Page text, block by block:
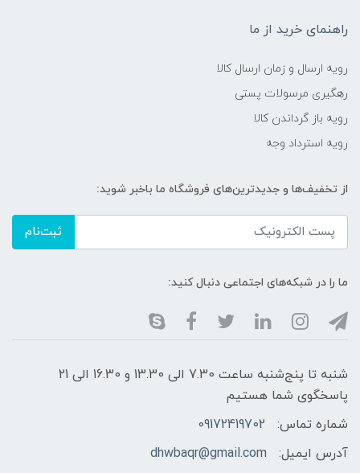
راهنمای خرید از ما
رویه ارسال و زمان ارسال کالا
رهگیری مرسولات پستی
رویه باز گرداندن کالا
رویه استرداد وجه
از تخفیف‌ها و جدیدترین‌های فروشگاه ما باخبر شوید:
ثبت‌نام
ما را در شبکه‌های اجتماعی دنبال کنید:
شنبه تا پنج‌شنبه ساعت 7.30 الی 13.30 و 16.30 الی 21
پاسخگوی شما هستیم
شماره تماس:
09172419702
آدرس ایمیل:
dhwbaqr@gmail.com